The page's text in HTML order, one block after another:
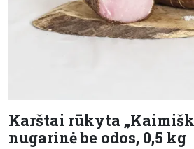
Karštai rūkyta
nugarinė be odos, 0,5 kg